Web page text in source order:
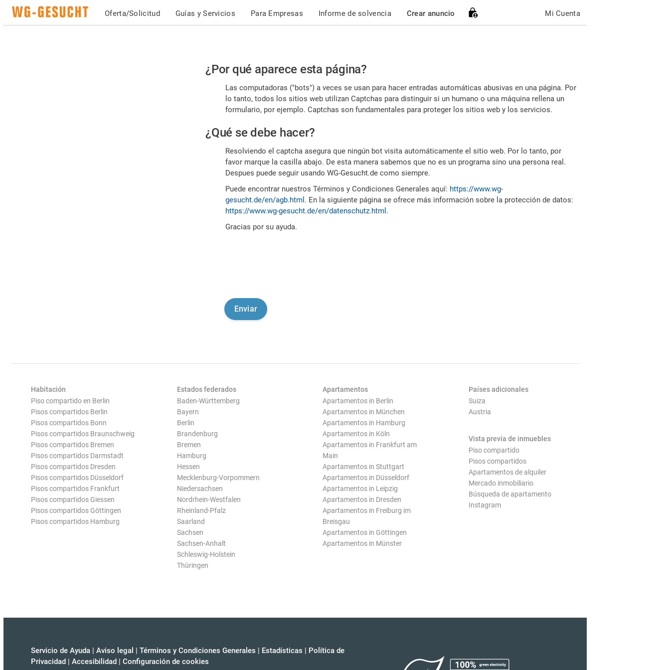
Oferta/Solicitud Guías y Servicios Para Empresas Informe de solvencia Crear anuncio Mi Cuenta
Por
favor,
confirme
es
humano
¿Por qué aparece esta página?
Las computadoras ("bots") a veces se usan para hacer entradas automáticas abusivas en una página. Por
lo tanto, todos los sitios web utilizan Captchas para distinguir si un humano o una máquina rellena un
formulario, por ejemplo. Captchas son fundamentales para proteger los sitios web y los servicios.
¿Qué se debe hacer?
Resolviendo el captcha asegura que ningún bot visita automáticamente el sitio web. Por lo tanto, por
favor marque la casilla abajo. De esta manera sabemos que no es un programa sino una persona real.
Despues puede seguir usando WG-Gesucht.de como siempre.
Puede encontrar nuestros Términos y Condiciones Generales aquí: https://www.wg-
gesucht.de/en/agb.html . En la siguiente página se ofrece más información sobre la protección de datos:
https://www.wg-gesucht.de/en/datenschutz.html .
Gracias por su ayuda.
Habitación
Piso compartido en Berlin
Pisos compartidos Berlin
Pisos compartidos Bonn
Pisos compartidos Braunschweig
Pisos compartidos Bremen
Pisos compartidos Darmstadt
Pisos compartidos Dresden
Pisos compartidos Düsseldorf
Pisos compartidos Frankfurt
Pisos compartidos Giessen
Pisos compartidos Göttingen
Pisos compartidos Hamburg
Estados federados
Baden-Württemberg
Bayern
Berlin
Brandenburg
Bremen
Hamburg
Hessen
Mecklenburg-Vorpommern
Niedersachsen
Nordrhein-Westfalen
Rheinland-Pfalz
Saarland
Sachsen
Sachsen-Anhalt
Schleswig-Holstein
Thüringen
Apartamentos
Apartamentos in Berlin
Apartamentos in München
Apartamentos in Hamburg
Apartamentos in Köln
Apartamentos in Frankfurt am
Main
Apartamentos in Stuttgart
Apartamentos in Düsseldorf
Apartamentos in Leipzig
Apartamentos in Dresden
Apartamentos in Freiburg im
Breisgau
Apartamentos in Göttingen
Apartamentos in Münster
Países adicionales
Suiza
Austria
Vista previa de inmuebles
Piso compartido
Pisos compartidos
Apartamentos de alquiler
Mercado inmobiliario
Búsqueda de apartamento
Instagram
Servicio de Ayuda | Aviso legal | Términos y Condiciones Generales | Estadísticas | Política de
Privacidad | Accesibilidad | Configuración de cookies